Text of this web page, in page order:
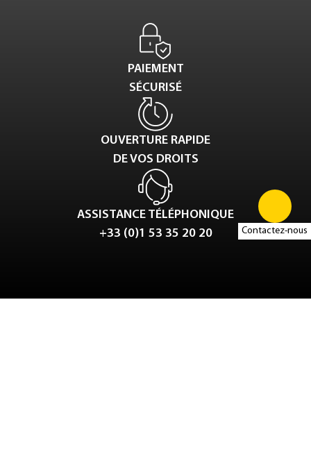
Contactez-nous
PAIEMENT
SÉCURISÉ
OUVERTURE RAPIDE
DE VOS DROITS
ASSISTANCE TÉLÉPHONIQUE
+33 (0)1 53 35 20 20